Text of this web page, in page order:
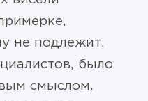
не подлежит.
было
смыслом.